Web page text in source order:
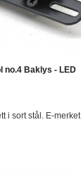
no.4 Baklys - LED
i sort stål. E-merket.